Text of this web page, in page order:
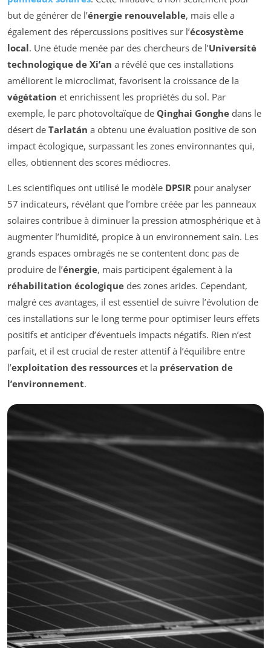
but de générer de l’énergie renouvelable, mais elle a
également des répercussions positives sur l’écosystème
local. Une étude menée par des chercheurs de l’Université
technologique de Xi’an a révélé que ces installations
améliorent le microclimat, favorisent la croissance de la
végétation et enrichissent les propriétés du sol. Par
exemple, le parc photovoltaïque de Qinghai Gonghe dans le
désert de Tarlatán a obtenu une évaluation positive de son
impact écologique, surpassant les zones environnantes qui,
elles, obtiennent des scores médiocres.
Les scientifiques ont utilisé le modèle DPSIR pour analyser
57 indicateurs, révélant que l’ombre créée par les panneaux
solaires contribue à diminuer la pression atmosphérique et à
augmenter l’humidité, propice à un environnement sain. Les
grands espaces ombragés ne se contentent donc pas de
produire de l’énergie, mais participent également à la
réhabilitation écologique des zones arides. Cependant,
malgré ces avantages, il est essentiel de suivre l’évolution de
ces installations sur le long terme pour optimiser leurs effets
positifs et anticiper d’éventuels impacts négatifs. Rien n’est
parfait, et il est crucial de rester attentif à l’équilibre entre
l’exploitation des ressources et la préservation de
l’environnement.